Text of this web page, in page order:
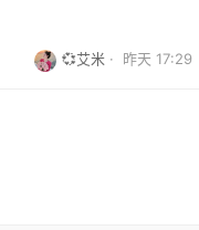
💞艾米 · 昨天 17:29